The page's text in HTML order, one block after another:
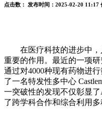
点击数： 发布时间： 2025-02-20 11:17
在医疗科技的进步中，
重要的作用。最近的一项
通过对4000种现有药物进
了一名特发性多中心
一突破性的发现不仅彰显
了跨学科合作和综合利用多